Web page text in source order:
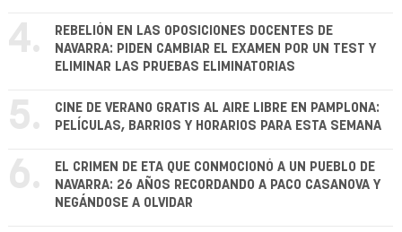
4.
REBELIÓN EN LAS OPOSICIONES DOCENTES DE
NAVARRA: PIDEN CAMBIAR EL EXAMEN POR UN TEST Y
ELIMINAR LAS PRUEBAS ELIMINATORIAS
5.
CINE DE VERANO GRATIS AL AIRE LIBRE EN PAMPLONA:
PELÍCULAS, BARRIOS Y HORARIOS PARA ESTA SEMANA
6.
EL CRIMEN DE ETA QUE CONMOCIONÓ A UN PUEBLO DE
NAVARRA: 26 AÑOS RECORDANDO A PACO CASANOVA Y
NEGÁNDOSE A OLVIDAR